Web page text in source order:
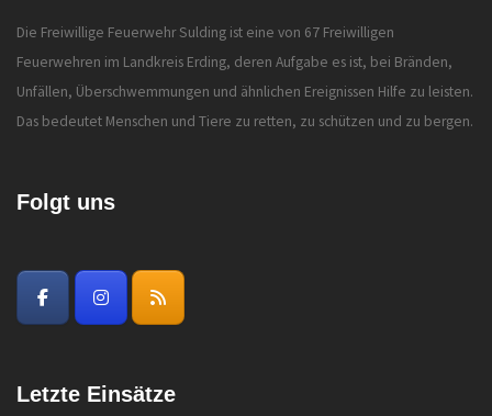
Die Freiwillige Feuerwehr Sulding ist eine von 67 Freiwilligen
Feuerwehren im Landkreis Erding, deren Aufgabe es ist, bei Bränden,
Unfällen, Überschwemmungen und ähnlichen Ereignissen Hilfe zu leisten.
Das bedeutet Menschen und Tiere zu retten, zu schützen und zu bergen.
Folgt uns
Letzte Einsätze